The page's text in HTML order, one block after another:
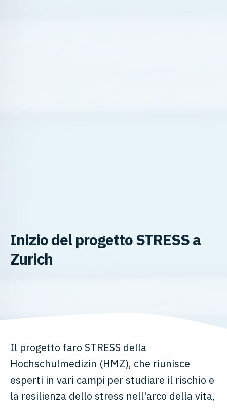
Inizio del progetto STRESS a
Zurich
Il progetto faro STRESS della
Hochschulmedizin (HMZ), che riunisce
esperti in vari campi per studiare il rischio e
la resilienza dello stress nell'arco della vita,